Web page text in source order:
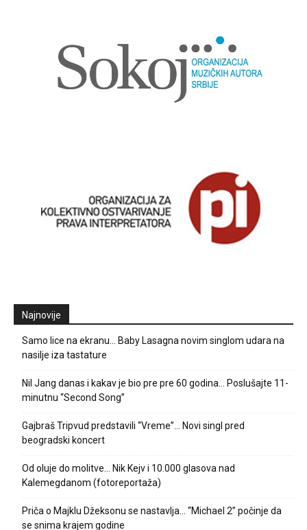
Najnovije
Samo lice na ekranu… Baby Lasagna novim singlom udara na
nasilje iza tastature
Nil Jang danas i kakav je bio pre pre 60 godina… Poslušajte 11-
minutnu “Second Song”
Gajbraš Tripvud predstavili “Vreme”… Novi singl pred
beogradski koncert
Od oluje do molitve… Nik Kejv i 10.000 glasova nad
Kalemegdanom (fotoreportaža)
Priča o Majklu Džeksonu se nastavlja… “Michael 2” počinje da
se snima krajem godine